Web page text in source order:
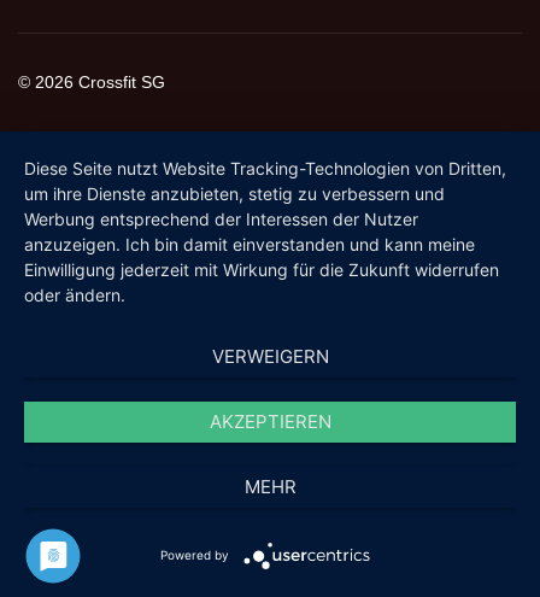
© 2026 Crossfit SG
Diese Seite nutzt Website Tracking-Technologien von Dritten,
um ihre Dienste anzubieten, stetig zu verbessern und
Werbung entsprechend der Interessen der Nutzer
anzuzeigen. Ich bin damit einverstanden und kann meine
Einwilligung jederzeit mit Wirkung für die Zukunft widerrufen
oder ändern.
VERWEIGERN
AKZEPTIEREN
MEHR
Powered by